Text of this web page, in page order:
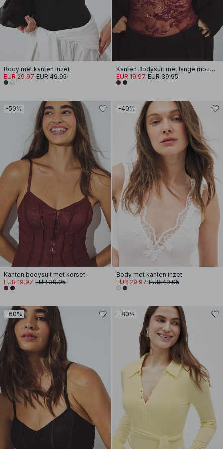
Body met kanten inzet
EUR 29.97 EUR 49.95
Kanten Bodysuit met lange mouwen
EUR 19.97 EUR 39.95
-50%
Kanten bodysuit met korset
EUR 19.97 EUR 39.95
-40%
Body met kanten inzet
EUR 29.97 EUR 49.95
-60% -80%